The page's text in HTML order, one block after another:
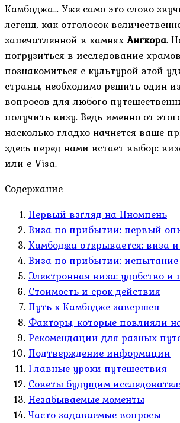
Камбоджа… Уже само это слово
легенд, как отголосок
запечатленной в камняхАнгкора.
погрузиться в исследование
познакомиться с культурой этой
страны, необходимо решить один
вопросов для любого
получить визу. Ведь именно от
насколько гладко начнется ваше
здесь перед нами встает выбор:
или e-Visa.
Содержание
Первый взгляд на Пномпень
Виза по прибытии: первый
Камбоджа открывается: виза
Виза по прибытии: испытание
Электронная виза: удобство
Стоимость и срок действия
Путь к Камбодже завершен
Факторы, которые повлияли
Рекомендации для разных
Подтверждение информации
Главные уроки путешествия
Советы будущим
Незабываемые моменты
Часто задаваемые вопросы